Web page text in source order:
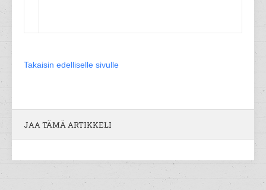
Takaisin edelliselle sivulle
JAA TÄMÄ ARTIKKELI